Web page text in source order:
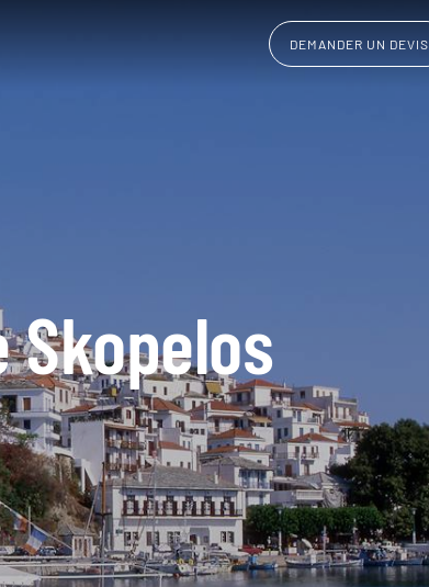
DEMANDER UN DEVIS
Skopelos